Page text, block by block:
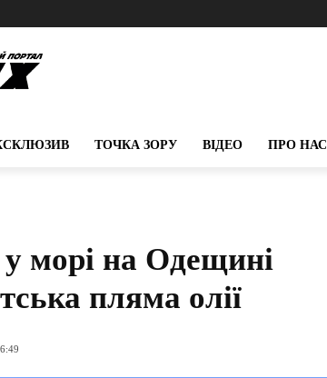
ТОЧКА ЗОРУ ВІДЕО ПРО НАС
у морі на Одещині
пляма олії